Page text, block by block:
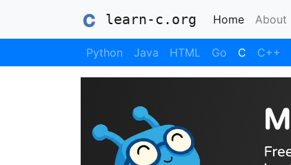
learn-c.org Home(current)
About
Python Java HTML Go C C++